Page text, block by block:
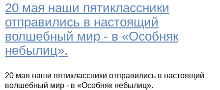
20 мая наши пятиклассники
отправились в настоящий
волшебный мир - в «Особняк
небылиц».
20 мая наши пятиклассники отправились в настоящий
волшебный мир - в «Особняк небылиц».